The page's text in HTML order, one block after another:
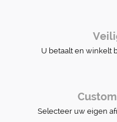
U betaalt en winkelt
Selecteer uw eigen